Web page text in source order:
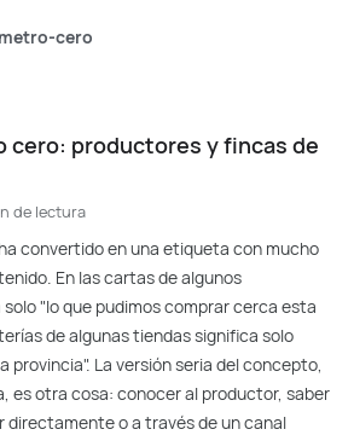
cero
cero: productores y fincas de
de lectura
convertido en una etiqueta con mucho
En las cartas de algunos
"lo que pudimos comprar cerca esta
de algunas tiendas significa solo
provincia". La versión seria del concepto,
es otra cosa: conocer al productor, saber
directamente o a través de un canal